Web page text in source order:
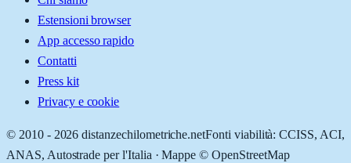
Estensioni browser
App accesso rapido
Contatti
Press kit
Privacy e cookie
© 2010 - 2026 distanzechilometriche.netFonti viabilità: CCISS, ACI,
ANAS, Autostrade per l'Italia · Mappe © OpenStreetMap